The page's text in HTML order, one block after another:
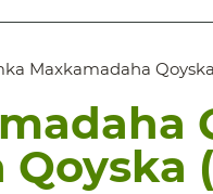
Maxkamadaha